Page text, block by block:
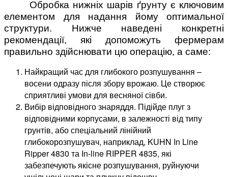
Обробка нижніх шарів ґрунту є ключовим
елементом для надання йому оптимальної
структури. Нижче наведені конкретні
рекомендації, які допоможуть фермерам
правильно здійснювати цю операцію, а саме:
Найкращий час для глибокого розпушування –
восени одразу після збору врожаю. Це створює
сприятливі умови для весняної сівби.
Вибір відповідного знаряддя. Підійде плуг з
відповідними корпусами, в залежності від типу
грунтів, або спеціальний лінійний
глибокорозпушувач, наприклад, KUHN In Line
Ripper 4830 та In-line RIPPER 4835, які
забезпечують якісне розпушування, руйнуючи